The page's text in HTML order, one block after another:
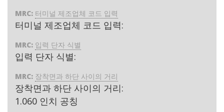
MRC: 터미널 제조업체 코드 입력
터미널 제조업체 코드 입력:
MRC: 입력 단자 식별
입력 단자 식별:
MRC: 장착면과 하단 사이의 거리
장착면과 하단 사이의 거리:
1.060 인치 공칭